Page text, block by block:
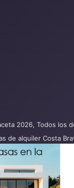
2026, Todos los
de alquiler Costa